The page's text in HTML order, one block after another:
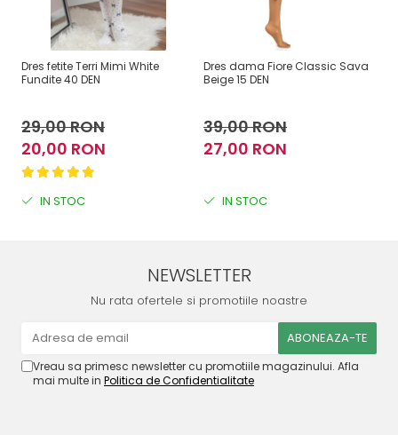
Dres fetite Terri Mimi White
Fundite 40 DEN
29,00 RON
20,00 RON
IN STOC
Dres dama Fiore Classic Sava
Beige 15 DEN
39,00 RON
27,00 RON
IN STOC
NEWSLETTER
Nu rata ofertele si promotiile noastre
Vreau sa primesc newsletter cu promotiile magazinului. Afla
mai multe in Politica de Confidentialitate